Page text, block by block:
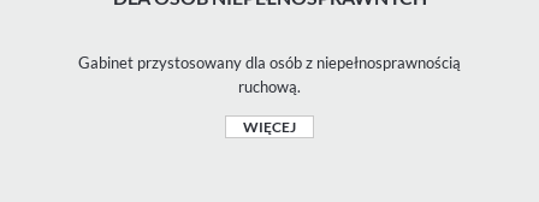
Gabinet przystosowany dla osób z niepełnosprawnością
ruchową.
WIĘCEJ